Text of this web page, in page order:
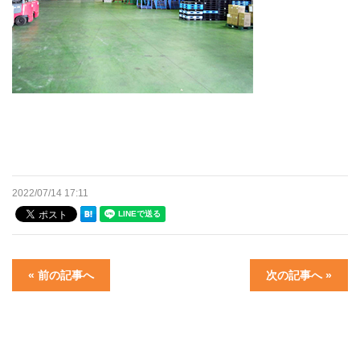
2022/07/14 17:11
« 前の記事へ 次の記事へ »